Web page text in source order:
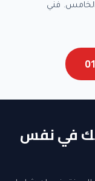
فني
في نفس